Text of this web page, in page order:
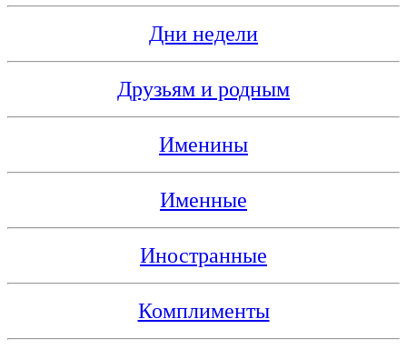
Дни недели
Друзьям и родным
Именины
Именные
Иностранные
Комплименты